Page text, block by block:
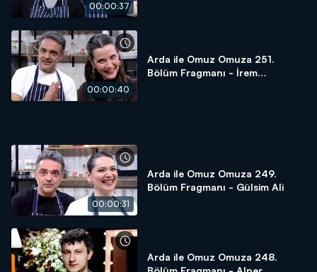
00:00:37
00:00:40
Arda ile Omuz Omuza 251.
Bölüm Fragmanı - İrem
00:00:31
Arda ile Omuz Omuza 249.
Bölüm Fragmanı - Gülsim Ali
Arda ile Omuz Omuza 248.